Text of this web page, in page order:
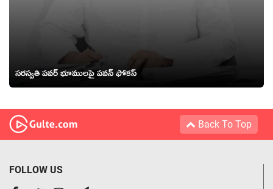
సరస్వతి పవర్ భూములపై పవన్ ఫోకస్
Back To Top
FOLLOW US